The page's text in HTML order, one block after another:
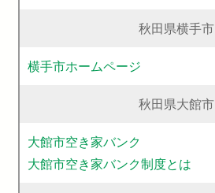
秋田県横手市
横手市ホームページ
秋田県大館市
大館市空き家バンク
大館市空き家バンク制度とは